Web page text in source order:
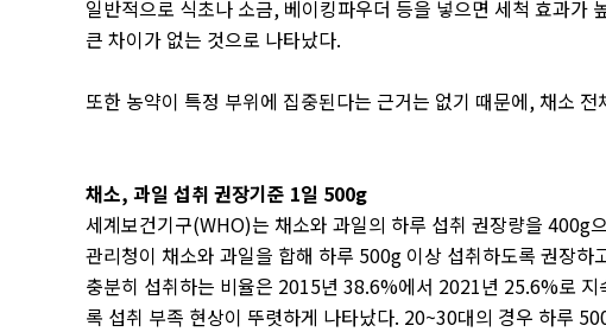
일반적으로 식초나 소금, 베이킹파우더 등을 넣으면 세척 효과가
큰 차이가 없는 것으로 나타났다.
또한 농약이 특정 부위에 집중된다는 근거는 없기 때문에, 채소 전
채소, 과일 섭취 권장기준 1일 500g
세계보건기구(WHO)는 채소와 과일의 하루 섭취 권장량을 400g
관리청이 채소와 과일을 합해 하루 500g 이상 섭취하도록 권장하
충분히 섭취하는 비율은 2015년 38.6%에서 2021년 25.6%로 지
록 섭취 부족 현상이 뚜렷하게 나타났다. 20~30대의 경우 하루